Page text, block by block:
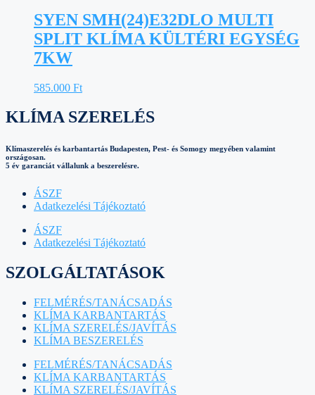
SYEN SMH(24)E32DLO MULTI
SPLIT KLÍMA KÜLTÉRI EGYSÉG
7KW
585.000 Ft
KLÍMA SZERELÉS
Klímaszerelés és karbantartás Budapesten, Pest- és Somogy megyében valamint
országosan.
5 év garanciát vállalunk a beszerelésre.
ÁSZF
Adatkezelési Tájékoztató
ÁSZF
Adatkezelési Tájékoztató
SZOLGÁLTATÁSOK
FELMÉRÉS/TANÁCSADÁS
KLÍMA KARBANTARTÁS
KLÍMA SZERELÉS/JAVÍTÁS
KLÍMA BESZERELÉS
FELMÉRÉS/TANÁCSADÁS
KLÍMA KARBANTARTÁS
KLÍMA SZERELÉS/JAVÍTÁS